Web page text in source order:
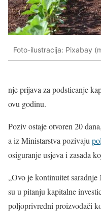
Foto-ilustracija: Pixabay
nje prijava za podsticanje
ovu godinu.
Poziv ostaje otvoren 20
a iz Ministarstva pozivaju
osiguranje usjeva i zasada
„Ovo je kontinuitet
su u pitanju kapitalne
poljoprivredni proizvođači